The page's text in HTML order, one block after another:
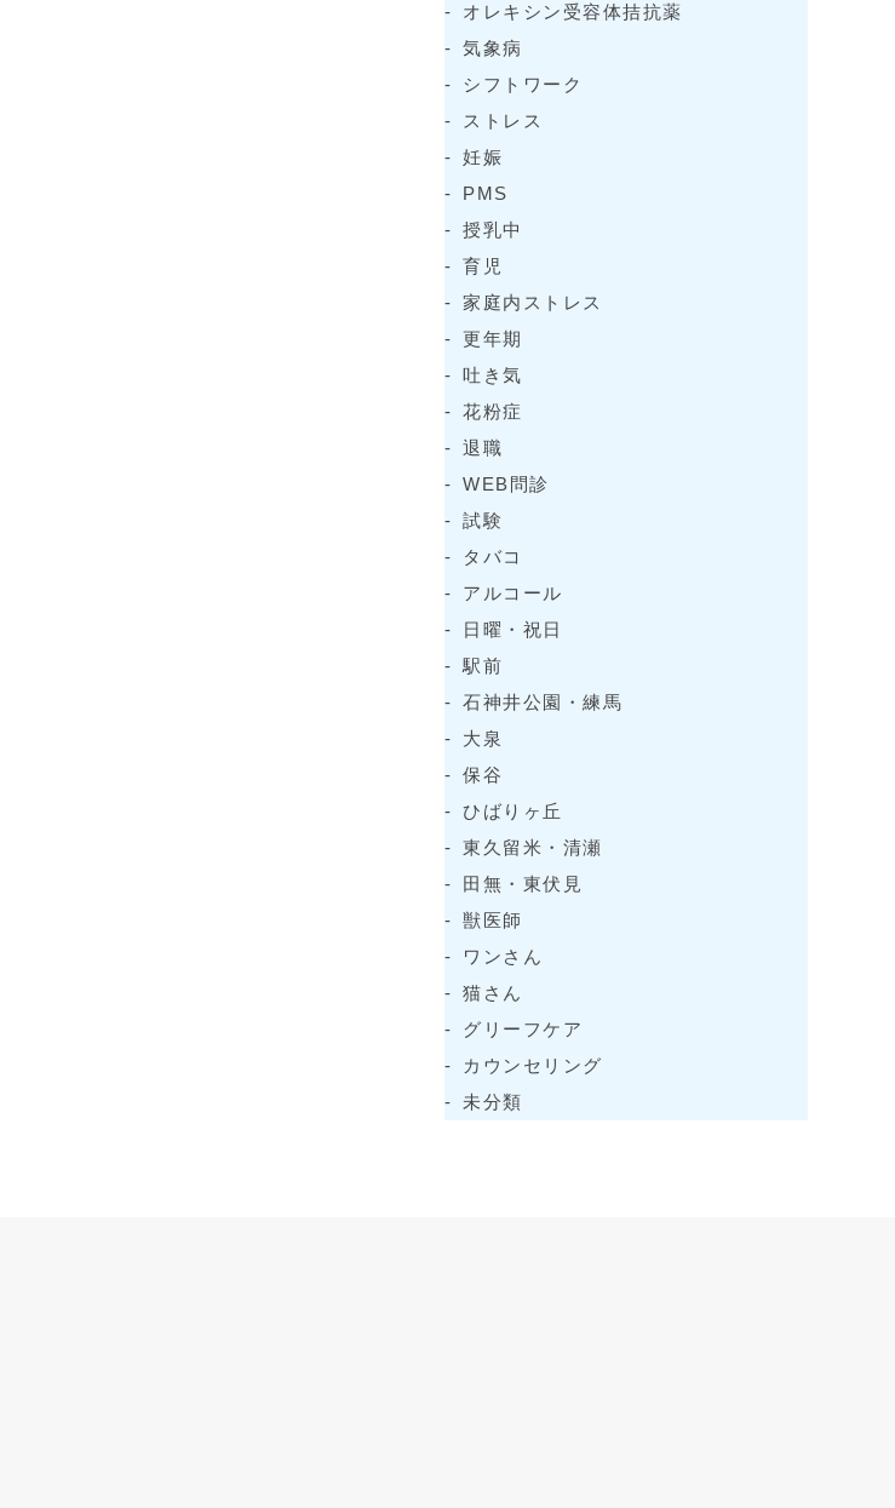
オレキシン受容体拮抗薬
気象病
シフトワーク
ストレス
妊娠
PMS
授乳中
育児
家庭内ストレス
更年期
吐き気
花粉症
退職
WEB問診
試験
タバコ
アルコール
日曜・祝日
駅前
石神井公園・練馬
大泉
保谷
ひばりヶ丘
東久留米・清瀬
田無・東伏見
獣医師
ワンさん
猫さん
グリーフケア
カウンセリング
未分類